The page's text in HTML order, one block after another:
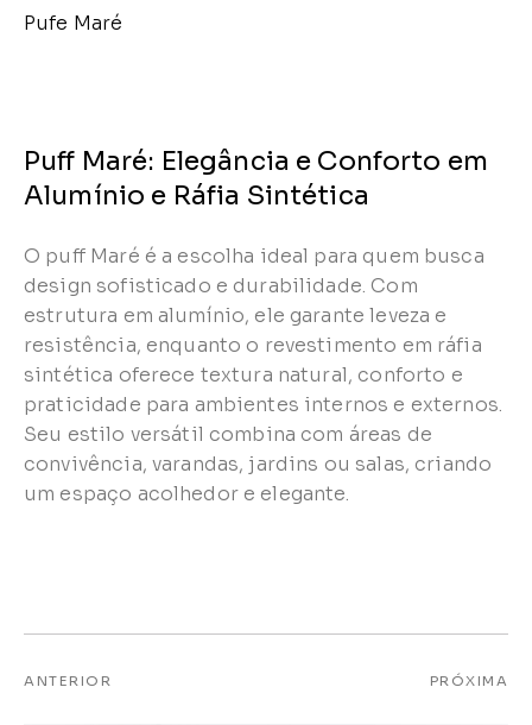
Pufe Maré
Puff Maré: Elegância e Conforto em
Alumínio e Ráfia Sintética
O puff Maré é a escolha ideal para quem busca
design sofisticado e durabilidade. Com
estrutura em alumínio, ele garante leveza e
resistência, enquanto o revestimento em ráfia
sintética oferece textura natural, conforto e
praticidade para ambientes internos e externos.
Seu estilo versátil combina com áreas de
convivência, varandas, jardins ou salas, criando
um espaço acolhedor e elegante.
ANTERIOR PRÓXIMA